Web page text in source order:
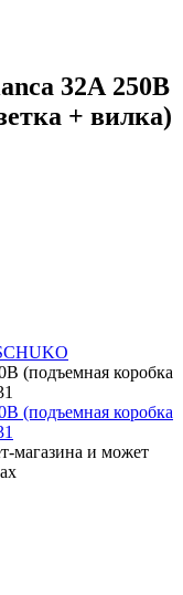
32А 250В
+ вилка)
(подъемная коробка
магазина и может